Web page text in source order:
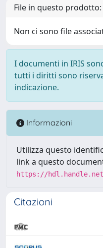
File in questo prodotto:
Non ci sono file
I documenti in IRIS
tutti i diritti sono
indicazione.
Informazioni
Utilizza questo
link a questo
https://hdl.handle.net/
Citazioni